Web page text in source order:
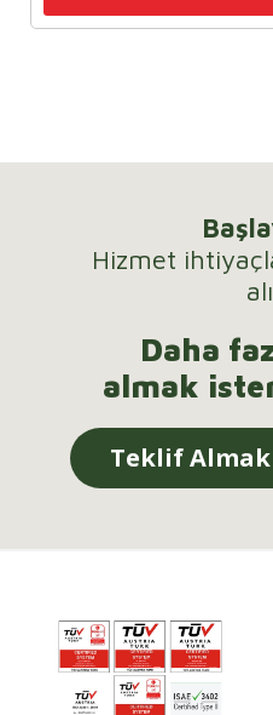
Hizmet
Daha
almak
Teklif Almak